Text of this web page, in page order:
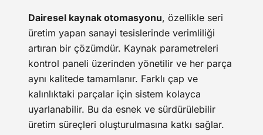
Dairesel kaynak otomasyonu, özellikle seri
üretim yapan sanayi tesislerinde verimliliği
artıran bir çözümdür. Kaynak parametreleri
kontrol paneli üzerinden yönetilir ve her parça
aynı kalitede tamamlanır. Farklı çap ve
kalınlıktaki parçalar için sistem kolayca
uyarlanabilir. Bu da esnek ve sürdürülebilir
üretim süreçleri oluşturulmasına katkı sağlar.